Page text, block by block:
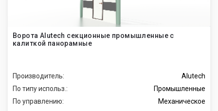
Ворота Alutech секционные промышленные с
калиткой панорамные
Производитель:
Alutech
По типу использ.:
Промышленные
По управлению:
Механическое